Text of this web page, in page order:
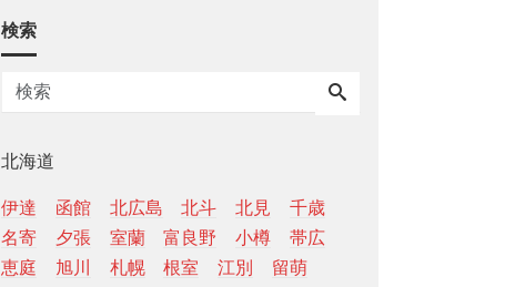
検索
北海道
伊達 函館 北広島 北斗 北見
千歳
名寄
夕張 室蘭 富良野 小樽
帯広
恵庭
旭川 札幌 根室 江別
留萌